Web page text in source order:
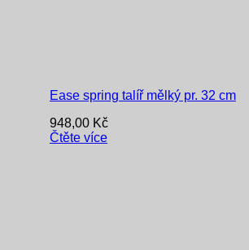
Ease spring talíř mělký pr. 32 cm
948,00 Kč
Čtěte více